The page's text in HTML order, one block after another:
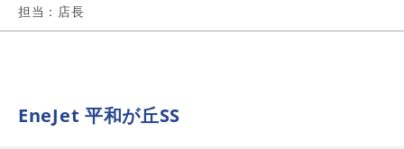
担当：店長
EneJet 平和が丘SS